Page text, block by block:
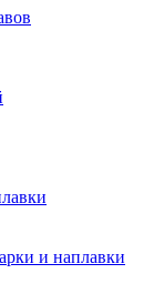
и наплавки